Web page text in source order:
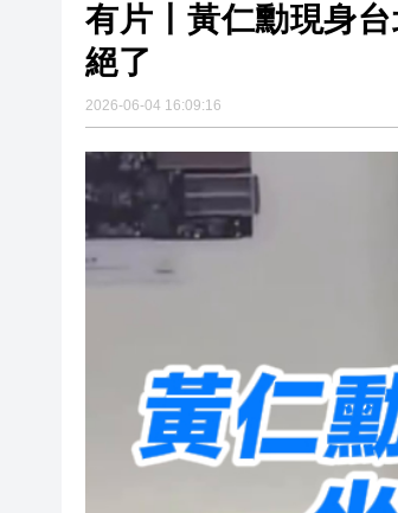
有片丨黃仁勳現身
絕了
2026-06-04 16:09:16